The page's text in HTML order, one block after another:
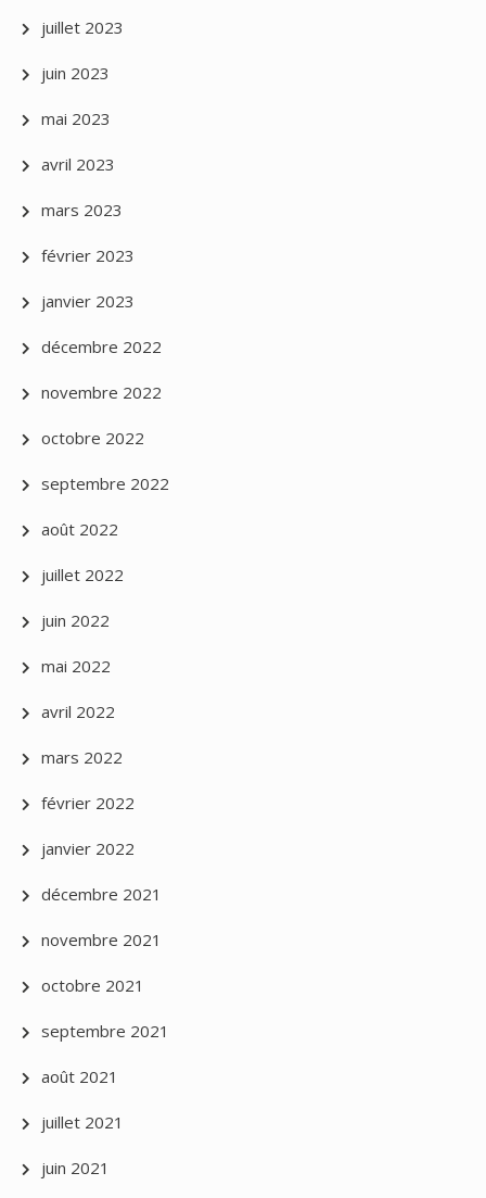
juillet 2023
juin 2023
mai 2023
avril 2023
mars 2023
février 2023
janvier 2023
décembre 2022
novembre 2022
octobre 2022
septembre 2022
août 2022
juillet 2022
juin 2022
mai 2022
avril 2022
mars 2022
février 2022
janvier 2022
décembre 2021
novembre 2021
octobre 2021
septembre 2021
août 2021
juillet 2021
juin 2021